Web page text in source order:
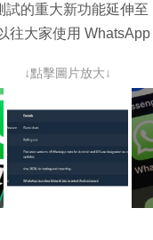
的重大新功能延伸至
往大家使用 WhatsApp
↓點擊圖片放大↓